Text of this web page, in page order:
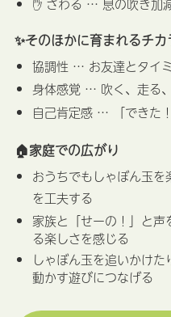
✨そのほかに育まれるチカ
協調性 … お友達とタイ
身体感覚 … 吹く、走る
自己肯定感 … 「できた
🏠家庭での広がり
おうちでもしゃぼん玉
を工夫する
家族と「せーの！」と
る楽しさを感じる
しゃぼん玉を追いかけ
動かす遊びにつなげる